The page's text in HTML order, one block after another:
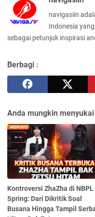
navigasiin
Indonesia
sebagai petunjuk inspirasi
Berbagi :
Anda mungkin
Kontroversi ZhaZha di NBPL
Spring: Dari Dikritik Soal
Busana Hingga Tampil